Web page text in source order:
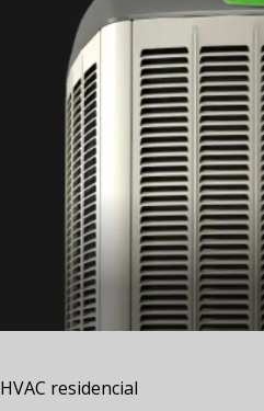
HVAC residencial